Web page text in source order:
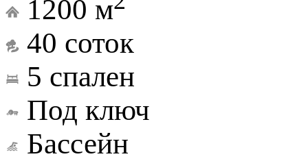
1200 м
40 соток
5 спален
Под ключ
Бассейн